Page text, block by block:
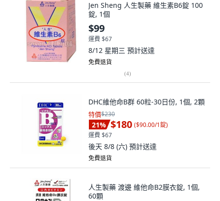
Jen Sheng 人生製藥 維生素B6錠 100
錠, 1個
$99
運費 $67
8/12 星期三 預計送達
免費退貨
(4)
DHC維他命B群 60粒-30日份, 1個, 2顆
特價$230
21% $180 ($90.00/1錠)
運費 $67
後天 8/8 (六) 預計送達
免費退貨
人生製藥 渡邊 維他命B2膜衣錠, 1個,
60顆